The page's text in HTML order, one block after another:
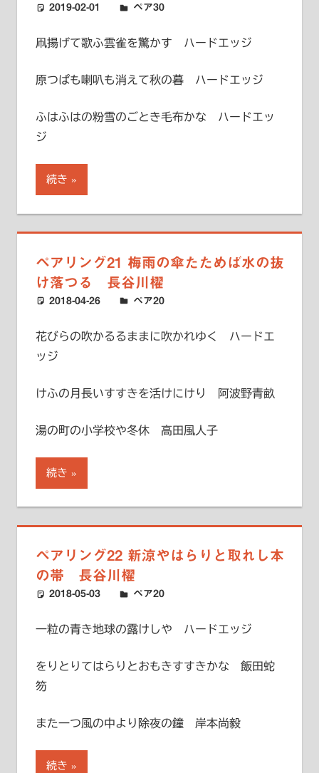
2019-02-01 ハードエッジ
ペア30
凧揚げて歌ふ雲雀を驚かす ハードエッジ
原つぱも喇叭も消えて秋の暮 ハードエッジ
ふはふはの粉雪のごとき毛布かな ハードエッ
ジ
続き
ペアリング21 梅雨の傘たためば水の抜
け落つる 長谷川櫂
2018-04-26 ハードエッジ
ペア20
花びらの吹かるるままに吹かれゆく ハードエ
ッジ
けふの月長いすすきを活けにけり 阿波野青畝
湯の町の小学校や冬休 高田風人子
続き
ペアリング22 新涼やはらりと取れし本
の帯 長谷川櫂
2018-05-03 ハードエッジ
ペア20
一粒の青き地球の露けしや ハードエッジ
をりとりてはらりとおもきすすきかな 飯田蛇
笏
また一つ風の中より除夜の鐘 岸本尚毅
続き